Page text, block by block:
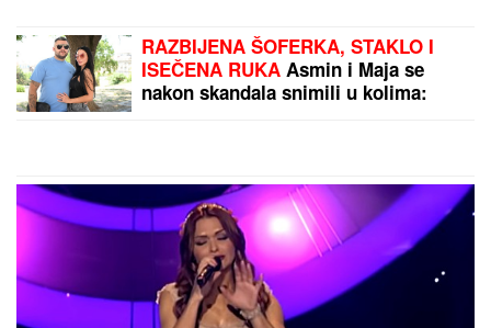
"VOLIM STARIJE DEVOJKE"Mina i Viktor
progovorili o PRESELJENJU I BRAKU, pa OPLELI
po rijaliti učesnicima: "Ledena kraljica je opelješila
deda Daneta (VIDEO)
oko nuklearnih bombardera! (VIDEO)
BORA SANTANA IMA OZBILJAN
BIZNIS ZA KOJI SE MALO ZNA
Pored rijalitija i voditeljstva novac
mu kaplje i od ovog posla: "Ljudi mi
dolaze svakodnevno"